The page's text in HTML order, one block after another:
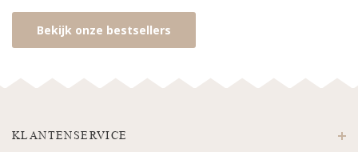
Bekijk onze bestsellers
KLANTENSERVICE